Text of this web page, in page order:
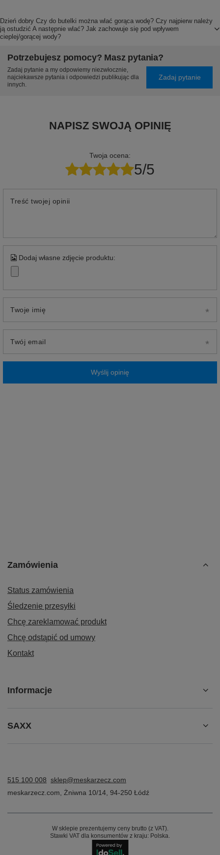
Dzień dobry Czy do butelki można wlać gorąca wodę? Czy najpierw należy
ją ostudzić A następnie wlać? Jak zachowuje się pod wpływem
cieplej/gorącej wody?
Potrzebujesz pomocy? Masz pytania?
Zadaj pytanie a my odpowiemy niezwłocznie,
najciekawsze pytania i odpowiedzi publikując dla
innych.
Zadaj pytanie
NAPISZ SWOJĄ OPINIĘ
Twoja ocena:
5/5
Treść twojej opinii
Dodaj własne zdjęcie produktu:
Twoje imię
Twój email
Wyślij opinię
Zamówienia
Status zamówienia
Śledzenie przesyłki
Chcę zareklamować produkt
Chcę odstąpić od umowy
Kontakt
Informacje
SAXX
515 100 008 sklep@meskarzecz.com
meskarzecz.com
Żniwna 10/14 94-250 Łódź
W sklepie prezentujemy ceny brutto (z VAT).
Stawki VAT dla konsumentów z kraju: Polska.